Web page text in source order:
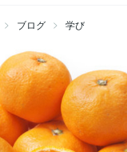
ブログ 学び